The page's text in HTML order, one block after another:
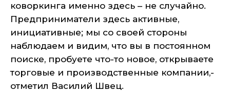
коворкинга именно здесь – не случайно.
Предприниматели здесь активные,
инициативные; мы со своей стороны
наблюдаем и видим, что вы в постоянном
поиске, пробуете что-то новое, открываете
торговые и производственные компании,-
отметил Василий Швец.